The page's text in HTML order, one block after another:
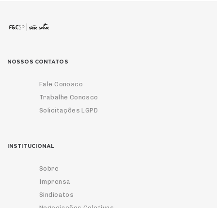
NOSSOS CONTATOS
Fale Conosco
Trabalhe Conosco
Solicitações LGPD
INSTITUCIONAL
Sobre
Imprensa
Sindicatos